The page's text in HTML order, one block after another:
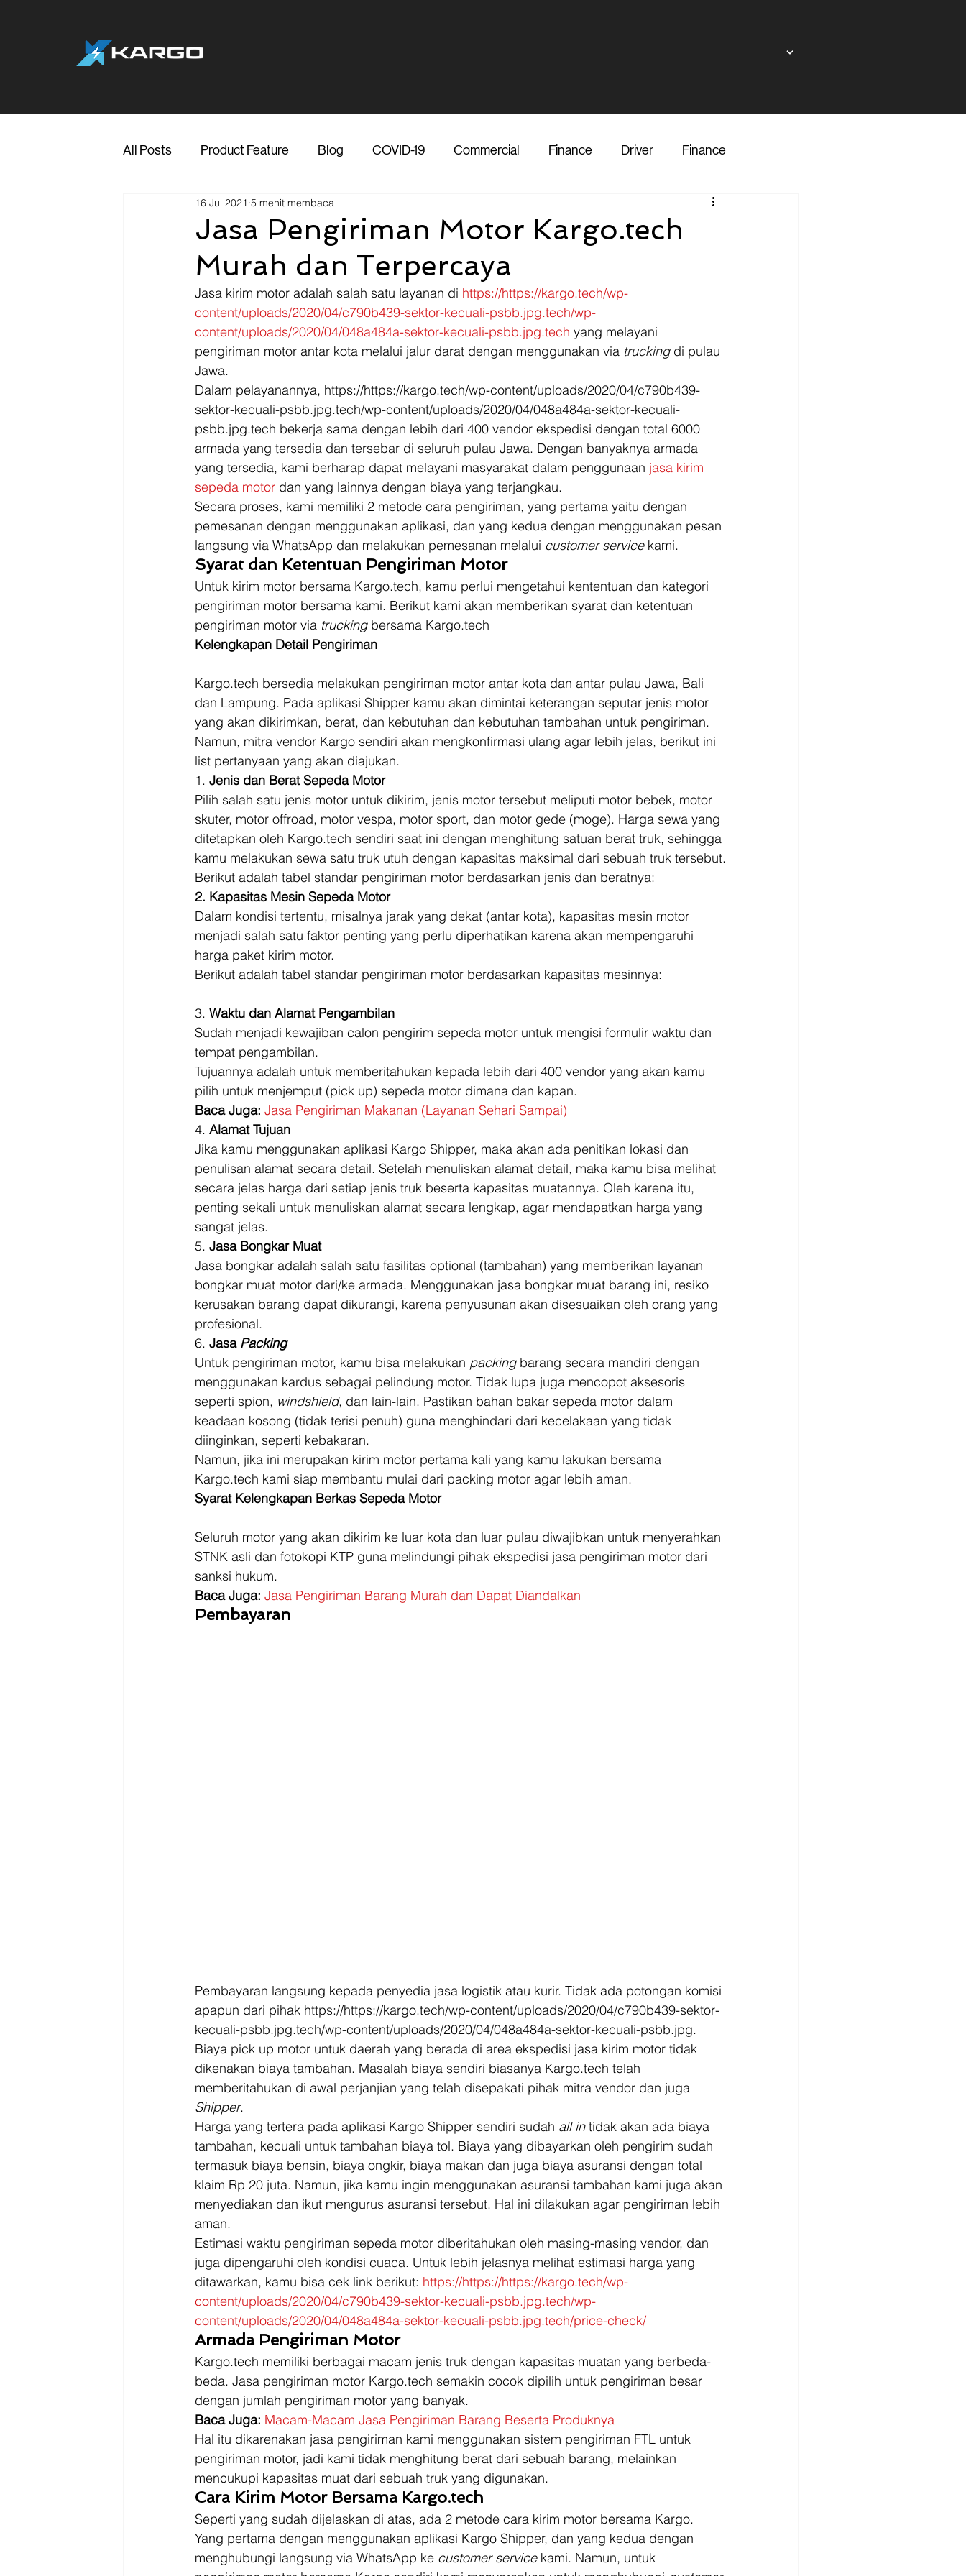
All Posts Product Feature Blog COVID-19 Commercial Finance Driver Finance
Marketing Media
Transporter Support Blog Vendor Shipper Media
Jakarta
Jasa Pengiriman Motor Kargo.tech
Murah dan Terpercaya
16 Jul 2021 5 menit membaca
Jasa kirim motor adalah salah satu layanan di https://https://kargo.tech/wp-
content/uploads/2020/04/c790b439-sektor-kecuali-psbb.jpg.tech/wp-
content/uploads/2020/04/048a484a-sektor-kecuali-psbb.jpg.tech yang melayani
pengiriman motor antar kota melalui jalur darat dengan menggunakan via trucking di pulau
Jawa.
Dalam pelayanannya, https://https://kargo.tech/wp-content/uploads/2020/04/c790b439-
sektor-kecuali-psbb.jpg.tech/wp-content/uploads/2020/04/048a484a-sektor-kecuali-
psbb.jpg.tech bekerja sama dengan lebih dari 400 vendor ekspedisi dengan total 6000
armada yang tersedia dan tersebar di seluruh pulau Jawa. Dengan banyaknya armada
yang tersedia, kami berharap dapat melayani masyarakat dalam penggunaan jasa kirim
sepeda motor dan yang lainnya dengan biaya yang terjangkau.
Secara proses, kami memiliki 2 metode cara pengiriman, yang pertama yaitu dengan
pemesanan dengan menggunakan aplikasi, dan yang kedua dengan menggunakan pesan
langsung via WhatsApp dan melakukan pemesanan melalui customer service kami.
Syarat dan Ketentuan Pengiriman Motor
Untuk kirim motor bersama Kargo.tech, kamu perlui mengetahui kententuan dan kategori
pengiriman motor bersama kami. Berikut kami akan memberikan syarat dan ketentuan
pengiriman motor via trucking bersama Kargo.tech
Kelengkapan Detail Pengiriman
Kargo.tech bersedia melakukan pengiriman motor antar kota dan antar pulau Jawa, Bali
dan Lampung. Pada aplikasi Shipper kamu akan dimintai keterangan seputar jenis motor
yang akan dikirimkan, berat, dan kebutuhan dan kebutuhan tambahan untuk pengiriman.
Namun, mitra vendor Kargo sendiri akan mengkonfirmasi ulang agar lebih jelas, berikut ini
list pertanyaan yang akan diajukan.
1. Jenis dan Berat Sepeda Motor
Pilih salah satu jenis motor untuk dikirim, jenis motor tersebut meliputi motor bebek, motor
skuter, motor offroad, motor vespa, motor sport, dan motor gede (moge). Harga sewa yang
ditetapkan oleh Kargo.tech sendiri saat ini dengan menghitung satuan berat truk, sehingga
kamu melakukan sewa satu truk utuh dengan kapasitas maksimal dari sebuah truk tersebut.
Berikut adalah tabel standar pengiriman motor berdasarkan jenis dan beratnya:
2. Kapasitas Mesin Sepeda Motor
Dalam kondisi tertentu, misalnya jarak yang dekat (antar kota), kapasitas mesin motor
menjadi salah satu faktor penting yang perlu diperhatikan karena akan mempengaruhi
harga paket kirim motor.
Berikut adalah tabel standar pengiriman motor berdasarkan kapasitas mesinnya:
3. Waktu dan Alamat Pengambilan
Sudah menjadi kewajiban calon pengirim sepeda motor untuk mengisi formulir waktu dan
tempat pengambilan.
Tujuannya adalah untuk memberitahukan kepada lebih dari 400 vendor yang akan kamu
pilih untuk menjemput (pick up) sepeda motor dimana dan kapan.
Baca Juga: Jasa Pengiriman Makanan (Layanan Sehari Sampai)
4. Alamat Tujuan
Jika kamu menggunakan aplikasi Kargo Shipper, maka akan ada penitikan lokasi dan
penulisan alamat secara detail. Setelah menuliskan alamat detail, maka kamu bisa melihat
secara jelas harga dari setiap jenis truk beserta kapasitas muatannya. Oleh karena itu,
penting sekali untuk menuliskan alamat secara lengkap, agar mendapatkan harga yang
sangat jelas.
5. Jasa Bongkar Muat
Jasa bongkar adalah salah satu fasilitas optional (tambahan) yang memberikan layanan
bongkar muat motor dari/ke armada. Menggunakan jasa bongkar muat barang ini, resiko
kerusakan barang dapat dikurangi, karena penyusunan akan disesuaikan oleh orang yang
profesional.
6. Jasa Packing
Untuk pengiriman motor, kamu bisa melakukan packing barang secara mandiri dengan
menggunakan kardus sebagai pelindung motor. Tidak lupa juga mencopot aksesoris
seperti spion, windshield, dan lain-lain. Pastikan bahan bakar sepeda motor dalam
keadaan kosong (tidak terisi penuh) guna menghindari dari kecelakaan yang tidak
diinginkan, seperti kebakaran.
Namun, jika ini merupakan kirim motor pertama kali yang kamu lakukan bersama
Kargo.tech kami siap membantu mulai dari packing motor agar lebih aman.
Syarat Kelengkapan Berkas Sepeda Motor
Seluruh motor yang akan dikirim ke luar kota dan luar pulau diwajibkan untuk menyerahkan
STNK asli dan fotokopi KTP guna melindungi pihak ekspedisi jasa pengiriman motor dari
sanksi hukum.
Baca Juga: Jasa Pengiriman Barang Murah dan Dapat Diandalkan
Pembayaran
Pembayaran langsung kepada penyedia jasa logistik atau kurir. Tidak ada potongan komisi
apapun dari pihak https://https://kargo.tech/wp-content/uploads/2020/04/c790b439-sektor-
kecuali-psbb.jpg.tech/wp-content/uploads/2020/04/048a484a-sektor-kecuali-psbb.jpg.
Biaya pick up motor untuk daerah yang berada di area ekspedisi jasa kirim motor tidak
dikenakan biaya tambahan. Masalah biaya sendiri biasanya Kargo.tech telah
memberitahukan di awal perjanjian yang telah disepakati pihak mitra vendor dan juga
Shipper.
Harga yang tertera pada aplikasi Kargo Shipper sendiri sudah all in tidak akan ada biaya
tambahan, kecuali untuk tambahan biaya tol. Biaya yang dibayarkan oleh pengirim sudah
termasuk biaya bensin, biaya ongkir, biaya makan dan juga biaya asuransi dengan total
klaim Rp 20 juta. Namun, jika kamu ingin menggunakan asuransi tambahan kami juga akan
menyediakan dan ikut mengurus asuransi tersebut. Hal ini dilakukan agar pengiriman lebih
aman.
Estimasi waktu pengiriman sepeda motor diberitahukan oleh masing-masing vendor, dan
juga dipengaruhi oleh kondisi cuaca. Untuk lebih jelasnya melihat estimasi harga yang
ditawarkan, kamu bisa cek link berikut: https://https://https://kargo.tech/wp-
content/uploads/2020/04/c790b439-sektor-kecuali-psbb.jpg.tech/wp-
content/uploads/2020/04/048a484a-sektor-kecuali-psbb.jpg.tech/price-check/
Armada Pengiriman Motor
Kargo.tech memiliki berbagai macam jenis truk dengan kapasitas muatan yang berbeda-
beda. Jasa pengiriman motor Kargo.tech semakin cocok dipilih untuk pengiriman besar
dengan jumlah pengiriman motor yang banyak.
Baca Juga: Macam-Macam Jasa Pengiriman Barang Beserta Produknya
Hal itu dikarenakan jasa pengiriman kami menggunakan sistem pengiriman FTL untuk
pengiriman motor, jadi kami tidak menghitung berat dari sebuah barang, melainkan
mencukupi kapasitas muat dari sebuah truk yang digunakan.
Cara Kirim Motor Bersama Kargo.tech
Seperti yang sudah dijelaskan di atas, ada 2 metode cara kirim motor bersama Kargo.
Yang pertama dengan menggunakan aplikasi Kargo Shipper, dan yang kedua dengan
menghubungi langsung via WhatsApp ke customer service kami. Namun, untuk